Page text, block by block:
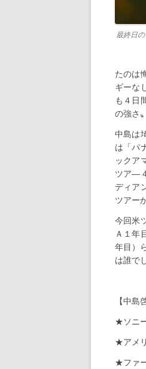
最終日
たのは
ギーな
も４日
の強さ
中島は
は「パ
ックア
ツア―
ディア
ツアー
今回米
Ａ１年
年目）
は誰で
【中島
★ソ
★ア
★ファ